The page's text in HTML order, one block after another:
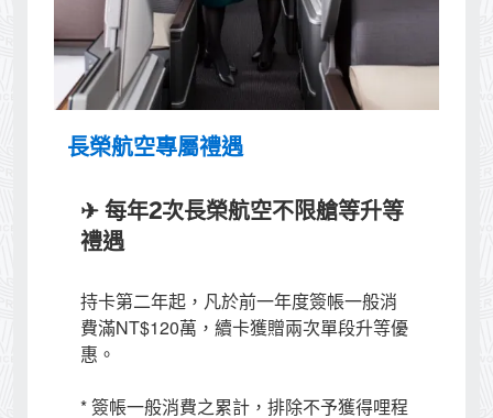
長榮航空專屬禮遇
✈ 每年2次長榮航空不限艙等升等
禮遇
持卡第二年起，凡於前一年度簽帳一般消
費滿NT$120萬，續卡獲贈兩次單段升等優
惠。
* 簽帳一般消費之累計，排除不予獲得哩程